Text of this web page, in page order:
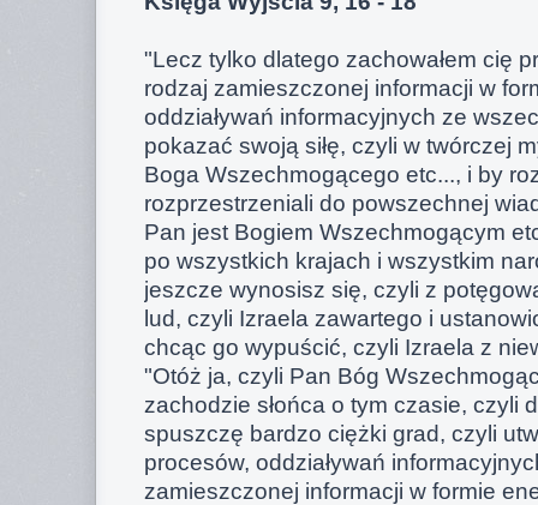
"Lecz tylko dlatego zachowałem cię
rodzaj zamieszczonej informacji w
oddziaływań informacyjnych ze
pokazać swoją siłę, czyli w twórczej
Boga Wszechmogącego etc..., i by
rozprzestrzeniali do powszechnej
Pan jest Bogiem Wszechmogącym
po wszystkich krajach i wszystkim
jeszcze wynosisz się, czyli z
lud, czyli Izraela zawartego i
chcąc go wypuścić, czyli Izraela z
"Otóż ja, czyli Pan Bóg
zachodzie słońca o tym czasie, czyli
spuszczę bardzo ciężki grad, czyli
procesów, oddziaływań
zamieszczonej informacji w formie